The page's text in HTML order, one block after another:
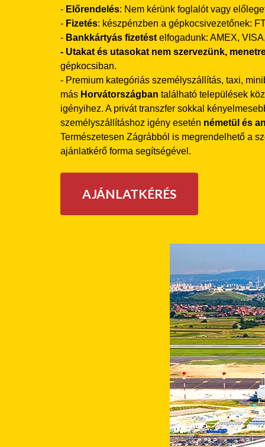
- Előrendelés: Nem kérünk foglalót vagy
- Fizetés: készpénzben a gépkocsivezetőnek:
- Bankkártyás fizetést elfogadunk: AMEX,
- Utakat és utasokat nem szervezünk,
gépkocsiban.
- Premium kategóriás személyszállítás, taxi,
más Horvátországban található települések
igényihez. A privát transzfer sokkal
személyszállításhoz igény esetén németül és
Természetesen Zágrábból is megrendelhető a
ajánlatkérő forma segítségével.
AJÁNLATKÉRÉS